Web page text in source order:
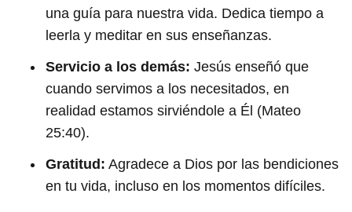
una guía para nuestra vida. Dedica tiempo a
leerla y meditar en sus enseñanzas.
Servicio a los demás: Jesús enseñó que
cuando servimos a los necesitados, en
realidad estamos sirviéndole a Él (Mateo
25:40).
Gratitud: Agradece a Dios por las bendiciones
en tu vida, incluso en los momentos difíciles.